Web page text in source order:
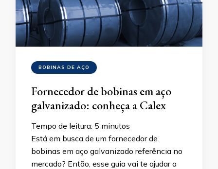
BOBINAS DE AÇO
Fornecedor de bobinas em aço
galvanizado: conheça a Calex
Tempo de leitura: 5 minutos
Está em busca de um fornecedor de
bobinas em aço galvanizado referência no
mercado? Então, esse guia vai te ajudar a